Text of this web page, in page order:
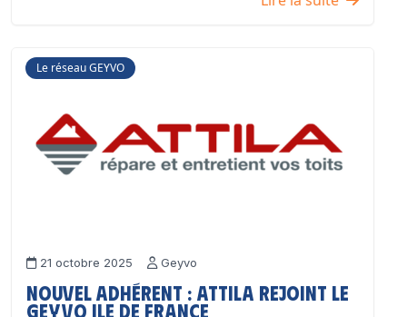
Le réseau GEYVO
21 octobre 2025 Geyvo
Nouvel adhérent : ATTILA rejoint le
GEYVO Ile de France